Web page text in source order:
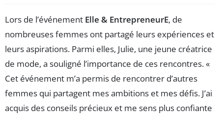
Lors de l’événement Elle & EntrepreneurE, de
nombreuses femmes ont partagé leurs expériences et
leurs aspirations. Parmi elles, Julie, une jeune créatrice
de mode, a souligné l’importance de ces rencontres. «
Cet événement m’a permis de rencontrer d’autres
femmes qui partagent mes ambitions et mes défis. J’ai
acquis des conseils précieux et me sens plus confiante